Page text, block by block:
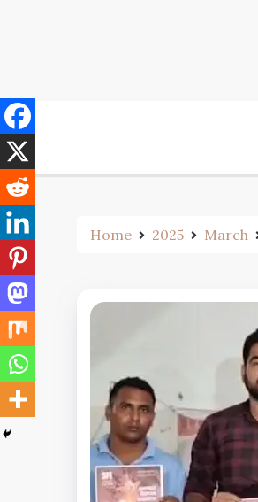
Home 2025 March